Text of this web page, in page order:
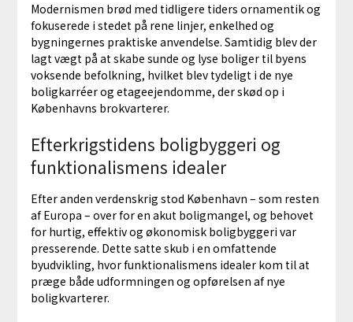
Modernismen brød med tidligere tiders ornamentik og
fokuserede i stedet på rene linjer, enkelhed og
bygningernes praktiske anvendelse. Samtidig blev der
lagt vægt på at skabe sunde og lyse boliger til byens
voksende befolkning, hvilket blev tydeligt i de nye
boligkarréer og etageejendomme, der skød op i
Københavns brokvarterer.
Efterkrigstidens boligbyggeri og
funktionalismens idealer
Efter anden verdenskrig stod København – som resten
af Europa – over for en akut boligmangel, og behovet
for hurtig, effektiv og økonomisk boligbyggeri var
presserende. Dette satte skub i en omfattende
byudvikling, hvor funktionalismens idealer kom til at
præge både udformningen og opførelsen af nye
boligkvarterer.